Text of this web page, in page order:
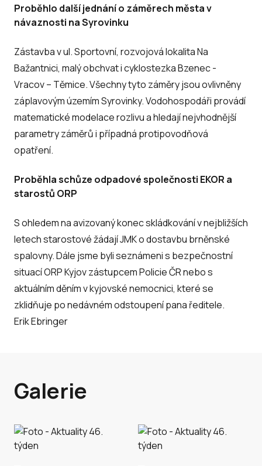
Proběhlo další jednání o záměrech města v
návaznosti na Syrovinku
Zástavba v ul. Sportovní, rozvojová lokalita Na
Bažantnici, malý obchvat i cyklostezka Bzenec -
Vracov – Těmice. Všechny tyto záměry jsou ovlivněny
záplavovým územím Syrovinky. Vodohospodáři provádí
matematické modelace rozlivu a hledají nejvhodnější
parametry záměrů i případná protipovodňová
opatření.
Proběhla schůze odpadové společnosti EKOR a
starostů ORP
S ohledem na avizovaný konec skládkování v nejbližších
letech starostové žádají JMK o dostavbu brněnské
spalovny. Dále jsme byli seznámeni s bezpečnostní
situací ORP Kyjov zástupcem Policie ČR nebo s
aktuálním děním v kyjovské nemocnici, které se
zklidňuje po nedávném odstoupení pana ředitele.
Erik Ebringer
Galerie